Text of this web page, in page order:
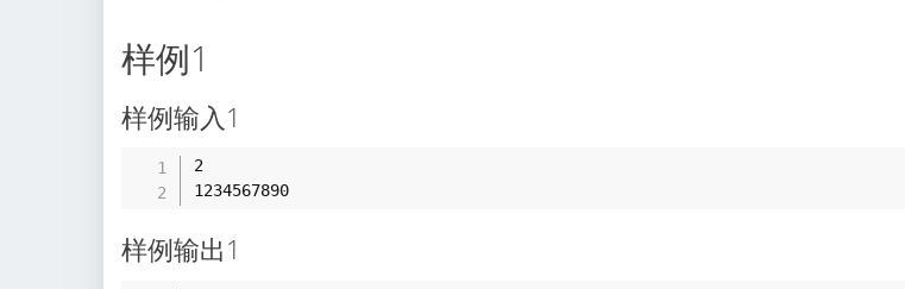
样例1
样例输入1
2
1234567890
样例输出1